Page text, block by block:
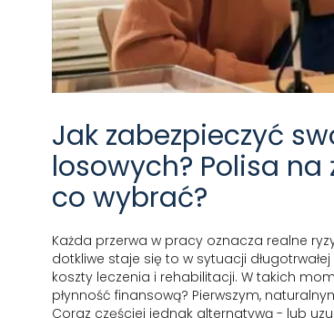
Jak zabezpieczyć
losowych? Polisa
co wybrać?
Każda przerwa w pracy oznacza realne
dotkliwe staje się to w sytuacji
koszty leczenia i rehabilitacji. W takich
płynność finansową? Pierwszym,
Coraz częściej jednak alternatywą - lub